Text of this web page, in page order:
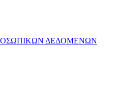
ΔΕΔΟΜΕΝΩΝ